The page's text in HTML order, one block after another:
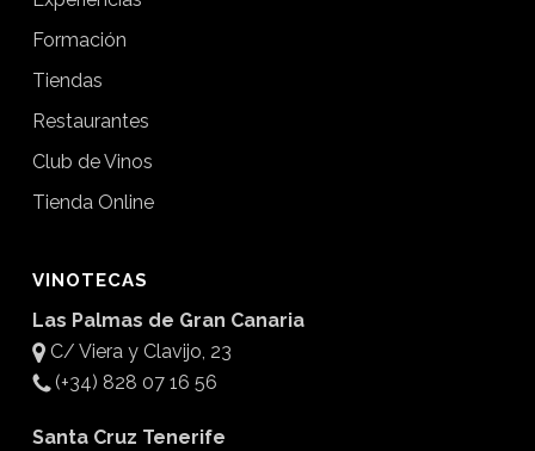
Formación
Tiendas
Restaurantes
Club de Vinos
Tienda Online
VINOTECAS
Las Palmas de Gran Canaria
C/ Viera y Clavijo, 23
(+34) 828 07 16 56
Santa Cruz Tenerife